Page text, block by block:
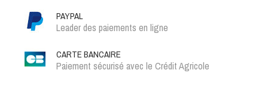
PAYPAL
Leader des paiements en ligne
CARTE BANCAIRE
Paiement sécurisé avec le Crédit Agricole